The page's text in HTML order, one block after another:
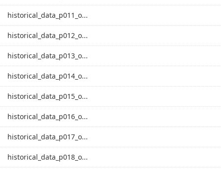
historical_data_p011_o...
historical_data_p012_o...
historical_data_p013_o...
historical_data_p014_o...
historical_data_p015_o...
historical_data_p016_o...
historical_data_p017_o...
historical_data_p018_o...